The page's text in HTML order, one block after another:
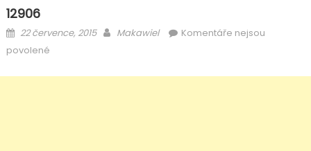
12906
Posted
on
22 července, 2015 Author
Makawiel
Komentáře nejsou
povolenéu
s